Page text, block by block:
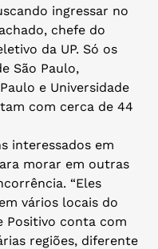
ingressar no
chefe do
da UP. Só os
São Paulo,
e Universidade
com cerca de 44
interessados em
morar em outras
“Eles
vários locais do
Positivo conta com
regiões, diferente